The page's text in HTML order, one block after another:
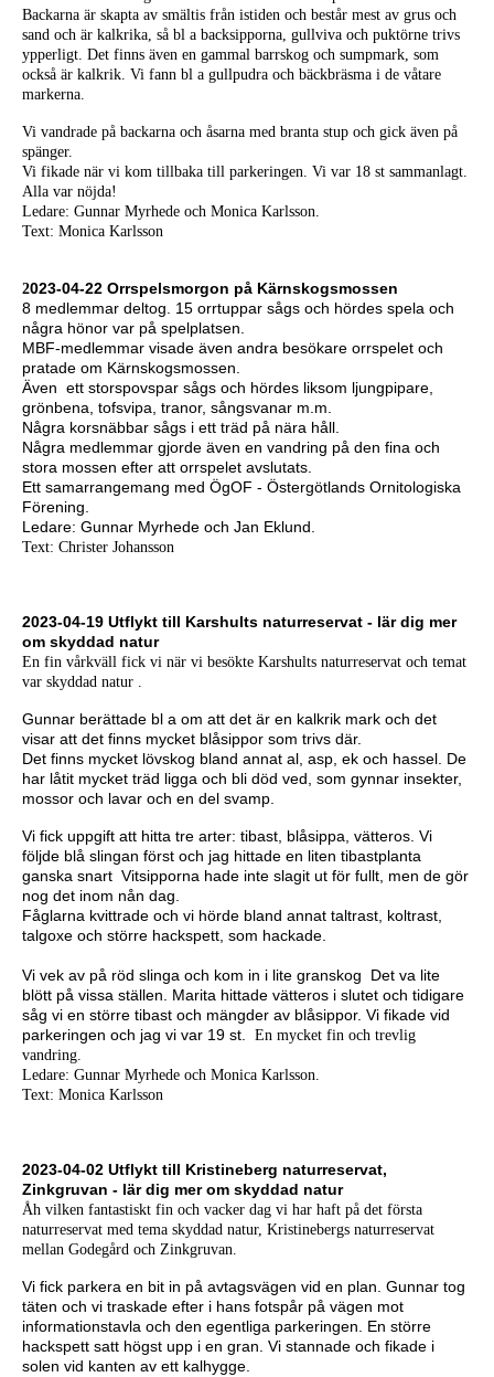
Backarna är skapta av smältis från istiden och består mest av grus och
sand och är kalkrika, så bl a backsipporna, gullviva och puktörne trivs
ypperligt. Det finns även en gammal barrskog och sumpmark, som
också är kalkrik. Vi fann bl a gullpudra och bäckbräsma i de våtare
markerna.
Vi vandrade på backarna och åsarna med branta stup och gick även på
spänger.
Vi fikade när vi kom tillbaka till parkeringen. Vi var 18 st sammanlagt.
Alla var nöjda!
Ledare: Gunnar Myrhede och Monica Karlsson.
Text: Monica Karlsson
2023-04-22 Orrspelsmorgon på Kärnskogsmossen
8 medlemmar deltog. 15 orrtuppar sågs och hördes spela och
några hönor var på spelplatsen.
MBF-medlemmar visade även andra besökare orrspelet och
pratade om Kärnskogsmossen.
Även ett storspovspar sågs och hördes liksom ljungpipare,
grönbena, tofsvipa, tranor, sångsvanar m.m.
Några korsnäbbar sågs i ett träd på nära håll.
Några medlemmar gjorde även en vandring på den fina och
stora mossen efter att orrspelet avslutats.
Ett samarrangemang med ÖgOF - Östergötlands Ornitologiska
Förening.
Ledare: Gunnar Myrhede och Jan Eklund.
Text: Christer Johansson
2023-04-19 Utflykt till Karshults naturreservat - lär dig mer
om skyddad natur
En fin vårkväll fick vi när vi besökte Karshults naturreservat och temat
var skyddad natur .
Gunnar berättade bl a om att det är en kalkrik mark och det
visar att det finns mycket blåsippor som trivs där.
Det finns mycket lövskog bland annat al, asp, ek och hassel. De
har låtit mycket träd ligga och bli död ved, som gynnar insekter,
mossor och lavar och en del svamp.
Vi fick uppgift att hitta tre arter: tibast, blåsippa, vätteros. Vi
följde blå slingan först och jag hittade en liten tibastplanta
ganska snart Vitsipporna hade inte slagit ut för fullt, men de gör
nog det inom nån dag.
Fåglarna kvittrade och vi hörde bland annat taltrast, koltrast,
talgoxe och större hackspett, som hackade.
Vi vek av på röd slinga och kom in i lite granskog Det va lite
blött på vissa ställen. Marita hittade vätteros i slutet och tidigare
såg vi en större tibast och mängder av blåsippor. Vi fikade vid
parkeringen och jag vi var 19 st. En mycket fin och trevlig
vandring.
Ledare: Gunnar Myrhede och Monica Karlsson.
Text: Monica Karlsson
2023-04-02 Utflykt till Kristineberg naturreservat,
Zinkgruvan - lär dig mer om skyddad natur
Åh vilken fantastiskt fin och vacker dag vi har haft på det första
naturreservat med tema skyddad natur, Kristinebergs naturreservat
mellan Godegård och Zinkgruvan.
Vi fick parkera en bit in på avtagsvägen vid en plan. Gunnar tog
täten och vi traskade efter i hans fotspår på vägen mot
informationstavla och den egentliga parkeringen. En större
hackspett satt högst upp i en gran. Vi stannade och fikade i
solen vid kanten av ett kalhygge.